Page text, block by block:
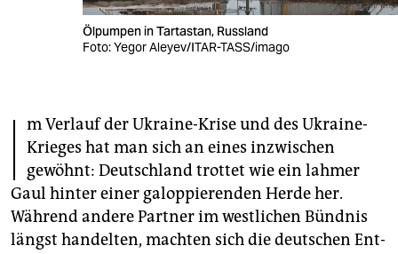
veranstaltungen
unterstützen
abo
genossenschaft
epaper login
Ölpumpen in Tartastan, Russland
Foto: Yegor Aleyev/ITAR-TASS/imago
I m Verlauf der Ukraine-Krise und des Ukraine-
Krieges hat man sich an eines inzwischen
gewöhnt: Deutschland trottet wie ein lahmer
Gaul hinter einer galoppierenden Herde her.
Während andere Partner im westlichen Bündnis
längst handelten, machten sich die deutschen Ent­